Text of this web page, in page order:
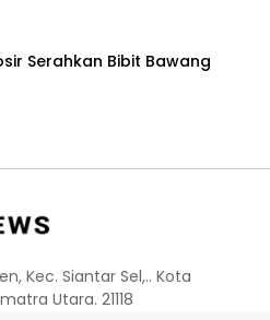
Serahkan Bibit Bawang
Kec. Siantar Sel,.. Kota
Utara. 21118